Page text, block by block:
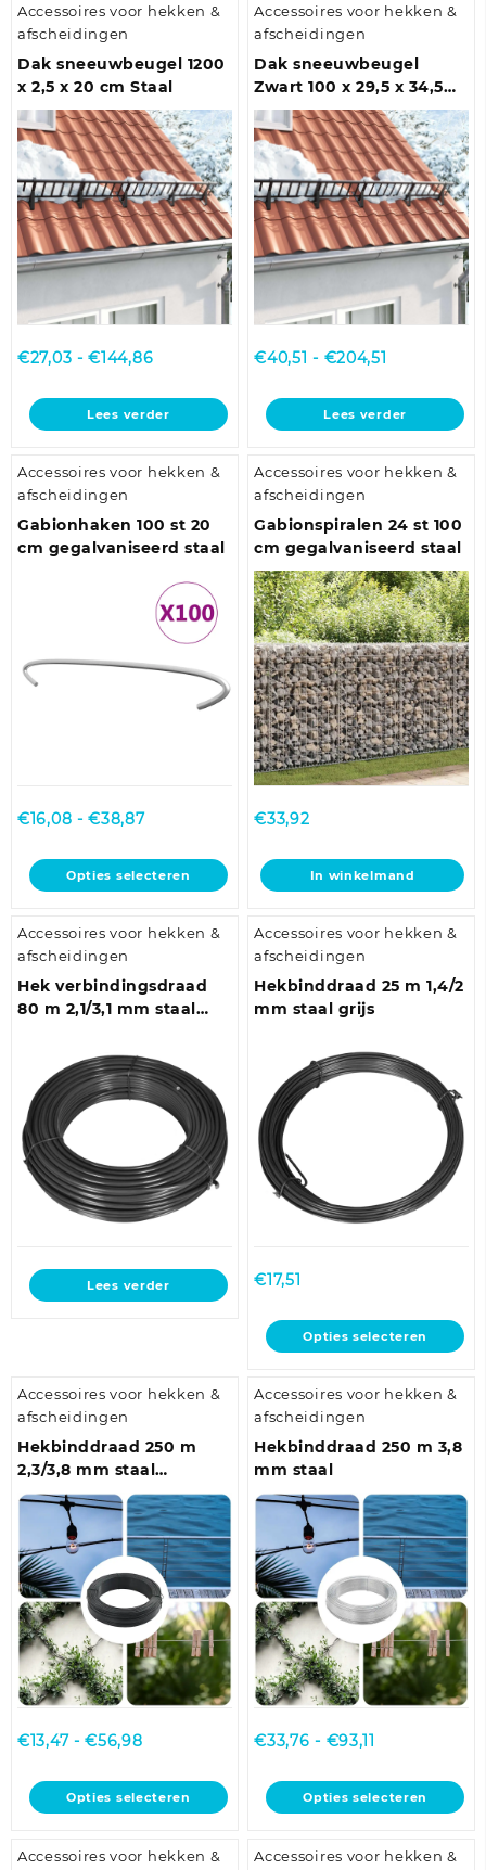
meerdere
variaties.
Deze
optie
kan
gekozen
worden
op
de
productpagina
Accessoires voor hekken &
afscheidingen
Dak sneeuwbeugel 1200
x 2,5 x 20 cm Staal
€27,03 - €144,86Prijsklasse:
tot
€144,86
Lees verder
Accessoires voor hekken &
afscheidingen
Dak sneeuwbeugel
Zwart 100 x 29,5 x 34,5
cm Staal
€40,51 - €204,51
tot
€204,51
Lees verder
Accessoires voor hekken &
afscheidingen
Gabionhaken 100 st 20
cm gegalvaniseerd staal
€16,08 - €38,87Prijsklasse:
tot
€38,87
Opties selecteren
Dit
product
meerdere
variaties.
Deze
optie
worden
op
de
productpagina
Accessoires voor hekken &
afscheidingen
Gabionspiralen 24 st 100
cm gegalvaniseerd staal
€33,92
In winkelmand
Accessoires voor hekken &
afscheidingen
Hek verbindingsdraad
80 m 2,1/3,1 mm staal
Lees verder
Accessoires voor hekken &
afscheidingen
Hekbinddraad 25 m 1,4/2
mm staal grijs
€17,51
Opties selecteren
Dit
product
meerdere
variaties.
Deze
optie
gekozen
worden
op
de
productpagina
Accessoires voor hekken &
afscheidingen
Hekbinddraad 250 m
2,3/3,8 mm staal
antraciet
€13,47 - €56,98Prijsklasse:
tot
€56,98
Opties selecteren
Dit
product
meerdere
Accessoires voor hekken &
afscheidingen
Hekbinddraad 250 m 3,8
mm staal
€33,76 - €93,11
tot
€93,11
Opties selecteren
Dit
product
meerdere
Accessoires voor hekken &
Accessoires voor hekken &